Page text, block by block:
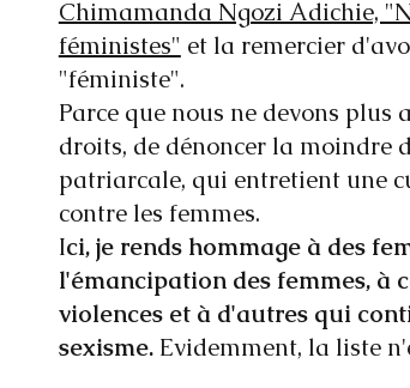
Chimamanda Ngozi Adichie,
féministes" et la remercier
"féministe".
Parce que nous ne devons
droits, de dénoncer la moindre
patriarcale, qui entretient une
contre les femmes.
Ici, je rends hommage à des
l'émancipation des femmes, à
violences et à d'autres qui
sexisme. Evidemment, la liste